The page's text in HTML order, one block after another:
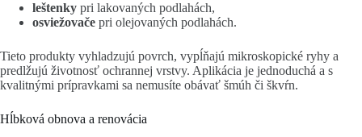
leštenky pri lakovaných podlahách,
osviežovače pri olejovaných podlahách.
Tieto produkty vyhladzujú povrch, vypĺňajú mikroskopické ryhy a
predlžujú životnosť ochrannej vrstvy. Aplikácia je jednoduchá a s
kvalitnými prípravkami sa nemusíte obávať šmúh či škvŕn.
Hĺbková obnova a renovácia